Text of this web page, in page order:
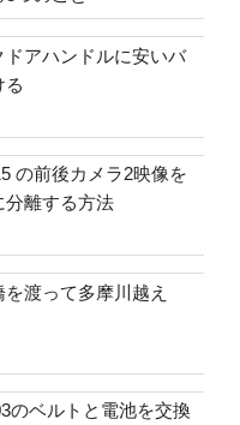
ドアハンドルに安いバ
る
の前後カメラ2映像を
分離する方法
渡って多摩川越え
のベルトと電池を交換